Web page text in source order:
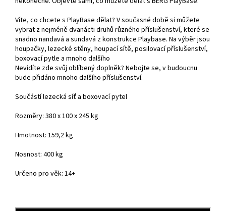
Víte, co chcete s PlayBase dělat? V současné době si můžete
vybrat z nejméně dvanácti druhů různého příslušenství, které se
snadno nandavá a sundavá z konstrukce Playbase. Na výběr jsou
houpačky, lezecké stěny, houpací sítě, posilovací příslušenství,
boxovací pytle a mnoho dalšího
Nevidíte zde svůj oblíbený doplněk? Nebojte se, v budoucnu
bude přidáno mnoho dalšího příslušenství.
Součástí lezecká síť a boxovací pytel
Rozměry: 380 x 100 x 245 kg
Hmotnost: 159,2 kg
Nosnost: 400 kg
Určeno pro věk: 14+